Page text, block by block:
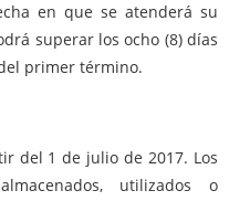
en que se atenderá su
superar los ocho (8) días
primer término.
del 1 de julio de 2017. Los
utilizados o